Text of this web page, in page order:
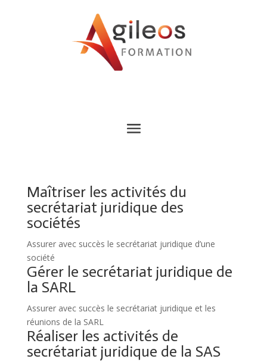
Maîtriser les activités du
secrétariat juridique des
sociétés
Assurer avec succès le secrétariat juridique d’une
société
Gérer le secrétariat juridique de
la SARL
Assurer avec succès le secrétariat juridique et les
réunions de la SARL
Réaliser les activités de
secrétariat juridique de la SAS